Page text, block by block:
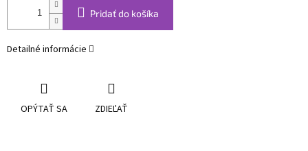
Pridať do košíka
Detailné informácie
OPÝTAŤ SA ZDIEĽAŤ